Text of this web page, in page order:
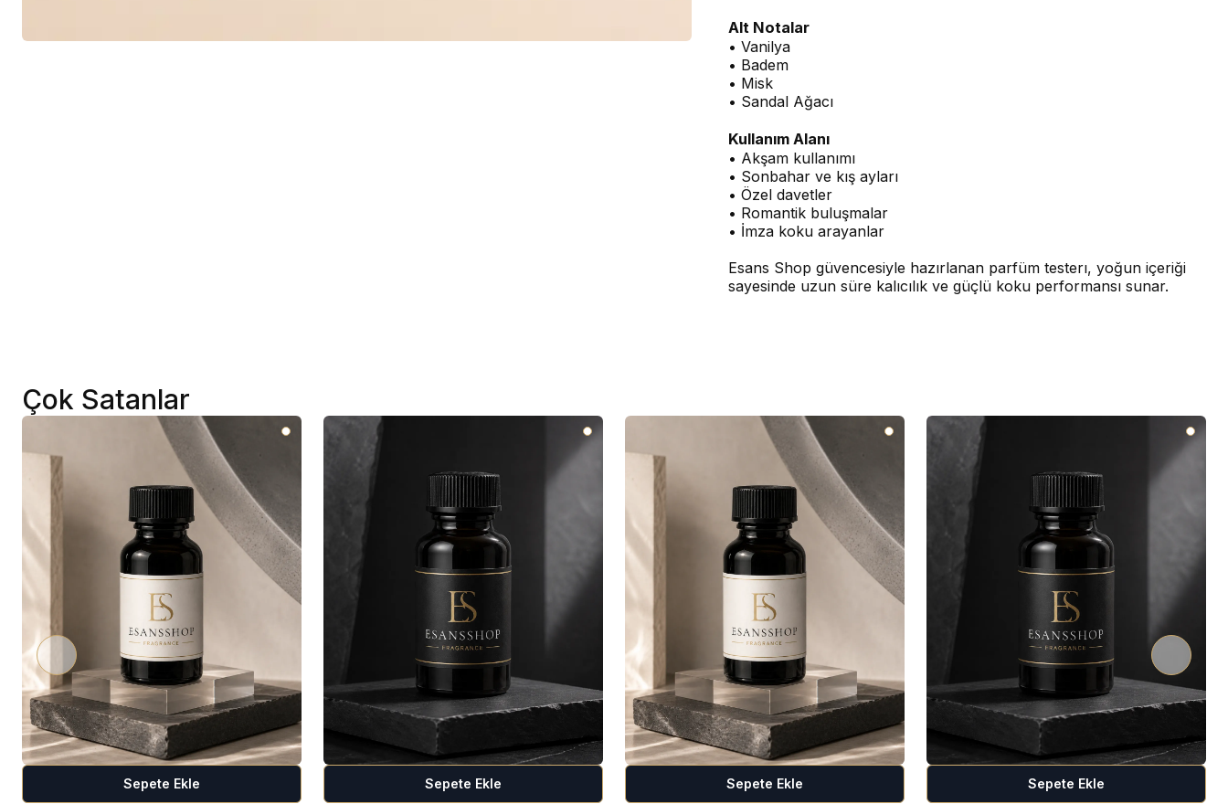
Alt Notalar
• Vanilya
• Badem
• Misk
• Sandal Ağacı
Kullanım Alanı
• Akşam kullanımı
• Sonbahar ve kış ayları
• Özel davetler
• Romantik buluşmalar
• İmza koku arayanlar
Esans Shop güvencesiyle hazırlanan parfüm testerı, yoğun içeriği
sayesinde uzun süre kalıcılık ve güçlü koku performansı sunar.
Çok Satanlar
Sepete Ekle Sepete Ekle Sepete Ekle Sepete Ekle